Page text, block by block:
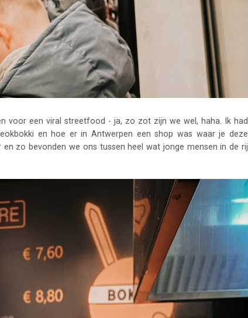
voor een viral streetfood - ja, zo zot zijn we wel, haha. Ik had
en hoe er in Antwerpen een shop was waar je deze
en zo bevonden we ons tussen heel wat jonge mensen in de rij